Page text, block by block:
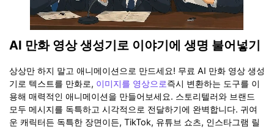
AI 만화 영상 생성기로 이야기에 생명 불어넣기
상상만 하지 말고 애니메이션으로 만드세요! 무료 AI 만화 영상 생성
기로 텍스트를 만화로, 이미지를 영상으로즉시 변환하는 도구를 이
용해 매력적인 애니메이션을 만들어보세요. 스토리텔러와 브랜드
모두 메시지를 독특하고 시각적으로 전달하기에 완벽합니다. 귀여
운 캐릭터든 독특한 장면이든, TikTok, 유튜브 쇼츠, 인스타그램 릴